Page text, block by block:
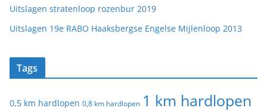
Uitslagen stratenloop rozenbur 2019
Uitslagen 19e RABO Haaksbergse Engelse Mijlenloop 2013
Tags
0,5 km hardlopen 0,8 km hardlopen 1 km hardlopen